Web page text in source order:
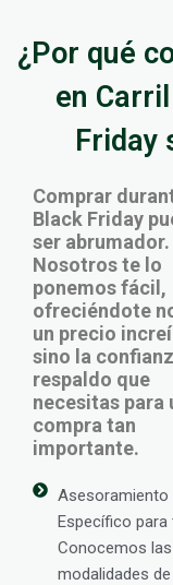
¿Por qué
en
Friday
Comprar
Black Friday
ser abrumador.
Nosotros te lo
ponemos fácil,
ofreciéndote
un precio
sino la
respaldo que
necesitas para
compra tan
importante.
Asesoramiento
Específico para
Conocemos las
modalidades